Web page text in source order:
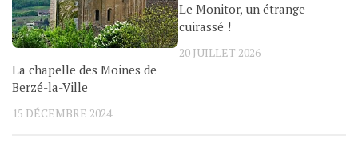
La chapelle des Moines de
Berzé-la-Ville
15 DÉCEMBRE 2024
Le Monitor, un étrange
cuirassé !
20 JUILLET 2026